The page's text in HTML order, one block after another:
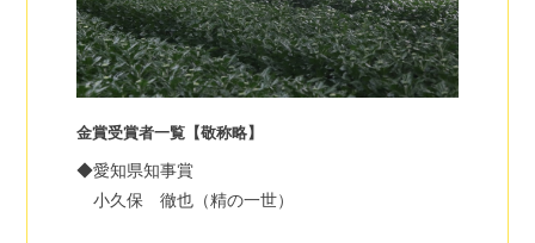
金賞受賞者一覧【敬称略】
◆愛知県知事賞
小久保 徹也（精の一世）